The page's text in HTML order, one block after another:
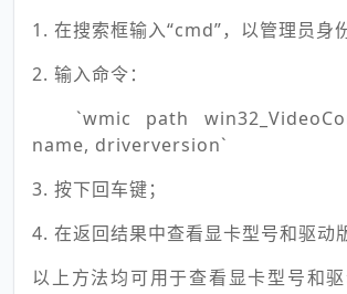
1. 在搜索框输入“cmd”，以管理员身
2. 输入命令：
`wmic path
name, driverversion`
3. 按下回车键；
4. 在返回结果中查看显卡型号和驱动
以上方法均可用于查看显卡型号和